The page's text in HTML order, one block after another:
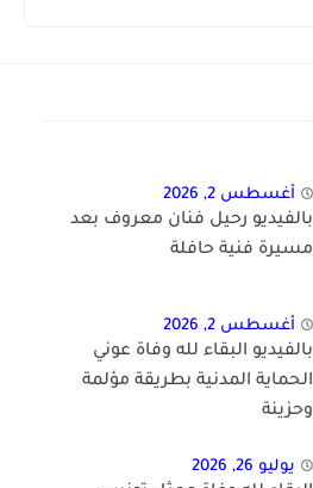
أغسطس 2, 2026
بالفيديو رحيل فنان معروف بعد
مسيرة فنية حافلة
أغسطس 2, 2026
بالفيديو البقاء لله وفاة عوني
الحماية المدنية بطريقة مؤلمة
وحزينة
يوليو 26, 2026